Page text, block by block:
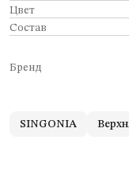
Цвет
Состав
Бренд
SINGONIA